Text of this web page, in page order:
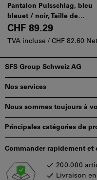
Pantalon Pulsschlag, bleu
bleuet / noir, Taille de
confection DE: 44
CHF 89.29
TVA incluse / CHF 82.60
Pied
de
page
SFS Group Schweiz AG
Nos services
Nous sommes toujours à
Principales catégories de
Commander rapidement et
200.000
Livraison